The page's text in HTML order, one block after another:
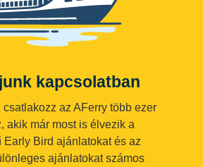
kapcsolatban
csatlakozz az AFerry több ezer
akik már most is élvezik a
Early Bird ajánlatokat és az
ajánlatokat számos